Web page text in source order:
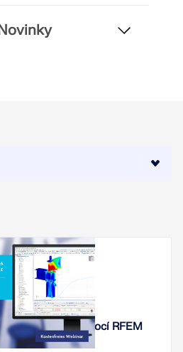
spojení pomocí RFEM